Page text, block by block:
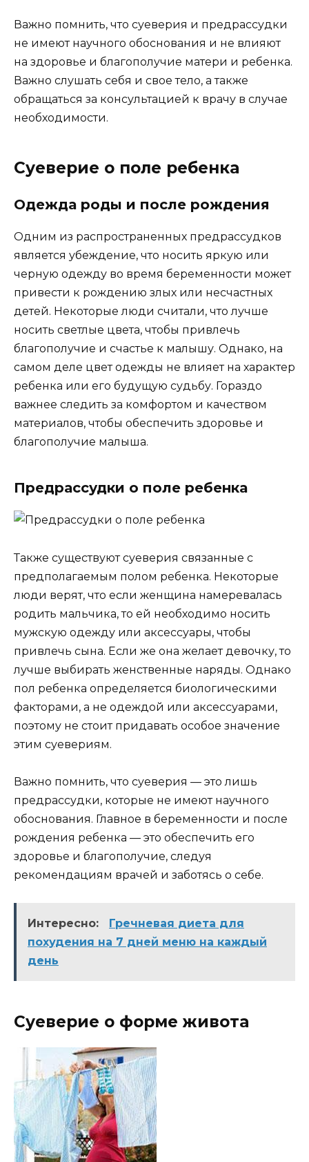
Важно помнить, что суеверия и предрассудки
не имеют научного обоснования и не влияют
на здоровье и благополучие матери и ребенка.
Важно слушать себя и свое тело, а также
обращаться за консультацией к врачу в случае
необходимости.
Суеверие о поле ребенка
Одежда роды и после рождения
Одним из распространенных предрассудков
является убеждение, что носить яркую или
черную одежду во время беременности может
привести к рождению злых или несчастных
детей. Некоторые люди считали, что лучше
носить светлые цвета, чтобы привлечь
благополучие и счастье к малышу. Однако, на
самом деле цвет одежды не влияет на характер
ребенка или его будущую судьбу. Гораздо
важнее следить за комфортом и качеством
материалов, чтобы обеспечить здоровье и
благополучие малыша.
Предрассудки о поле ребенка
Также существуют суеверия связанные с
предполагаемым полом ребенка. Некоторые
люди верят, что если женщина намеревалась
родить мальчика, то ей необходимо носить
мужскую одежду или аксессуары, чтобы
привлечь сына. Если же она желает девочку, то
лучше выбирать женственные наряды. Однако
пол ребенка определяется биологическими
факторами, а не одеждой или аксессуарами,
поэтому не стоит придавать особое значение
этим суевериям.
Важно помнить, что суеверия — это лишь
предрассудки, которые не имеют научного
обоснования. Главное в беременности и после
рождения ребенка — это обеспечить его
здоровье и благополучие, следуя
рекомендациям врачей и заботясь о себе.
Интересно:
Гречневая диета для
похудения на 7 дней меню на каждый
день
Суеверие о форме живота